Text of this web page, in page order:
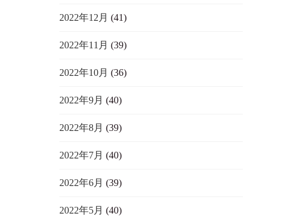
2022年12月 (41)
2022年11月 (39)
2022年10月 (36)
2022年9月 (40)
2022年8月 (39)
2022年7月 (40)
2022年6月 (39)
2022年5月 (40)